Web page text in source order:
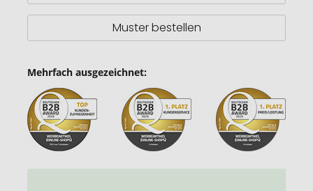
Muster bestellen
Mehrfach ausgezeichnet: